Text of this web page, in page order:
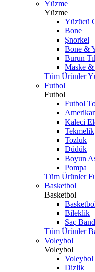
Yüzme
Yüzme
Yüzücü
Bone
Şnorkel
Bone &
Burun
Maske
Tüm Ürünler
Futbol
Futbol
Futbol
Kaleci
Tekmelik
Tozluk
Düdük
Boyun
Pompa
Tüm Ürünler
Basketbol
Basketbol
Bileklik
Saç
Tüm Ürünler
Voleybol
Voleybol
Voleybol
Dizlik